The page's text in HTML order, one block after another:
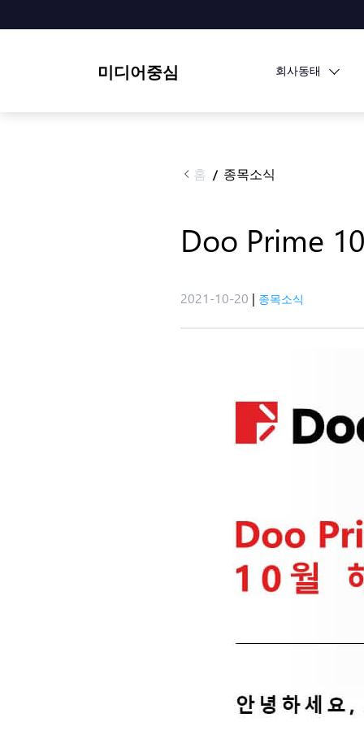
미디어중심 회사동태
홈 / 종목소식
Doo Prime
2021-10-20 | 종목소식